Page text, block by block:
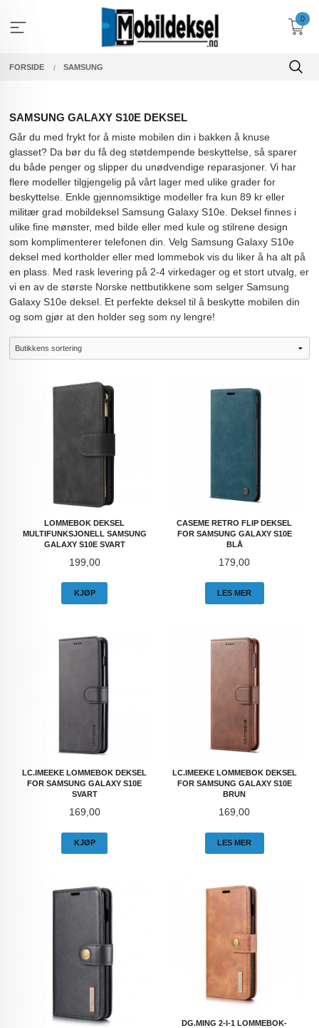
innholdet
0
FORSIDE SAMSUNG
SAMSUNG GALAXY S10E DEKSEL
Går du med frykt for å miste mobilen din i bakken å knuse
glasset? Da bør du få deg støtdempende beskyttelse, så sparer
du både penger og slipper du unødvendige reparasjoner. Vi har
flere modeller tilgjengelig på vårt lager med ulike grader for
beskyttelse. Enkle gjennomsiktige modeller fra kun 89 kr eller
militær grad mobildeksel Samsung Galaxy S10e. Deksel finnes i
ulike fine mønster, med bilde eller med kule og stilrene design
som komplimenterer telefonen din. Velg Samsung Galaxy S10e
deksel med kortholder eller med lommebok vis du liker å ha alt på
en plass. Med rask levering på 2-4 virkedager og et stort utvalg, er
vi en av de største Norske nettbutikkene som selger Samsung
Galaxy S10e deksel. Et perfekte deksel til å beskytte mobilen din
og som gjør at den holder seg som ny lengre!
LOMMEBOK DEKSEL
MULTIFUNKSJONELL SAMSUNG
GALAXY S10E SVART
Pris
199,00
KJØP
CASEME RETRO FLIP DEKSEL
FOR SAMSUNG GALAXY S10E
BLÅ
Pris
179,00
LES MER
LC.IMEEKE LOMMEBOK DEKSEL
FOR SAMSUNG GALAXY S10E
SVART
Pris
169,00
KJØP
LC.IMEEKE LOMMEBOK DEKSEL
FOR SAMSUNG GALAXY S10E
BRUN
Pris
169,00
LES MER
DG.MING 2-I-1 LOMMEBOK-